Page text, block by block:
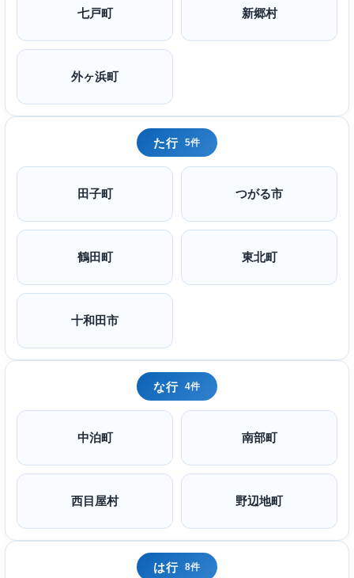
七戸町 新郷村
外ヶ浜町
た行 5件
田子町 つがる市
鶴田町 東北町
十和田市
な行 4件
中泊町 南部町
西目屋村 野辺地町
は行 8件